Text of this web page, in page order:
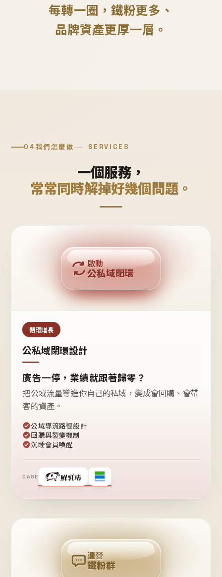
每轉一圈，鐵粉更多、
品牌資產更厚一層。
04我們怎麼做 SERVICES
一個服務，
常常同時解掉好幾個問題。
公域流量
私域鐵粉
回購複利
啟動
公私域閉環
閉環增長
公私域閉環設計
廣告一停，業績就跟著歸零？
把公域流量導進你自己的私域，變成會回購、會帶
客的資產。
公域導流路徑設計
回購與裂變機制
沉睡會員喚醒
CASE
❤
粉
回
購
運營
鐵粉群